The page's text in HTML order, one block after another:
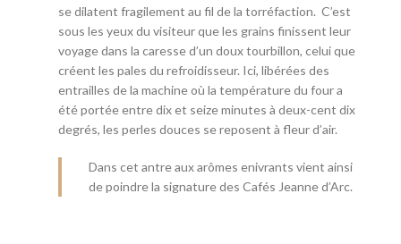
se dilatent fragilement au fil de la torréfaction. C’est
sous les yeux du visiteur que les grains finissent leur
voyage dans la caresse d’un doux tourbillon, celui que
créent les pales du refroidisseur. Ici, libérées des
entrailles de la machine où la température du four a
été portée entre dix et seize minutes à deux-cent dix
degrés, les perles douces se reposent à fleur d’air.
Dans cet antre aux arômes enivrants vient ainsi
de poindre la signature des Cafés Jeanne d’Arc.